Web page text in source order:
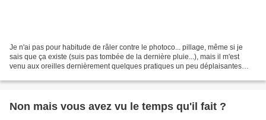
Je n'ai pas pour habitude de râler contre le photoco... pillage, même si je
sais que ça existe (suis pas tombée de la dernière pluie...), mais il m'est
venu aux oreilles dernièrement quelques pratiques un peu déplaisantes
Non mais vous avez vu le temps qu'il fait ?